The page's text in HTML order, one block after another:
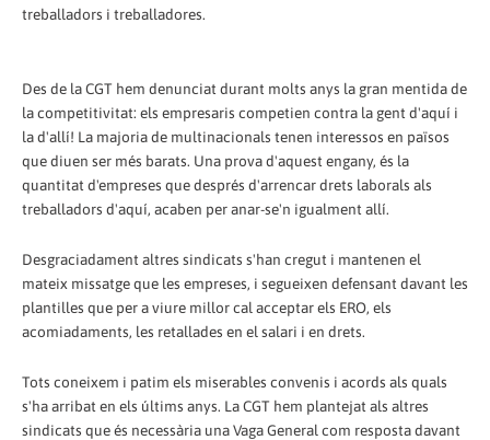
treballadors i treballadores.
Des de la CGT hem denunciat durant molts anys la gran mentida de
la competitivitat: els empresaris competien contra la gent d'aquí i
la d'allí! La majoria de multinacionals tenen interessos en països
que diuen ser més barats. Una prova d'aquest engany, és la
quantitat d'empreses que després d'arrencar drets laborals als
treballadors d'aquí, acaben per anar-se'n igualment allí.
Desgraciadament altres sindicats s'han cregut i mantenen el
mateix missatge que les empreses, i segueixen defensant davant les
plantilles que per a viure millor cal acceptar els ERO, els
acomiadaments, les retallades en el salari i en drets.
Tots coneixem i patim els miserables convenis i acords als quals
s'ha arribat en els últims anys. La CGT hem plantejat als altres
sindicats que és necessària una Vaga General com resposta davant